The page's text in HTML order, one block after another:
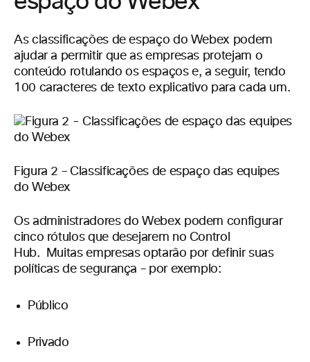
As classificações de espaço do Webex podem
ajudar a permitir que as empresas protejam o
conteúdo rotulando os espaços e, a seguir, tendo
100 caracteres de texto explicativo para cada um.
Figura 2 – Classificações de espaço das equipes
do Webex
Os administradores do Webex podem configurar
cinco rótulos que desejarem no Control
Hub. Muitas empresas optarão por definir suas
políticas de segurança – por exemplo:
Público
Privado